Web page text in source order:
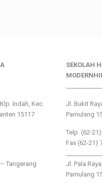
Indah, Kec.
15117
Tangerang
SEKOLAH
Jl. Bukit
Pamulang
Telp. (62-
Fax (62-21)
Jl. Pala
Pamulang